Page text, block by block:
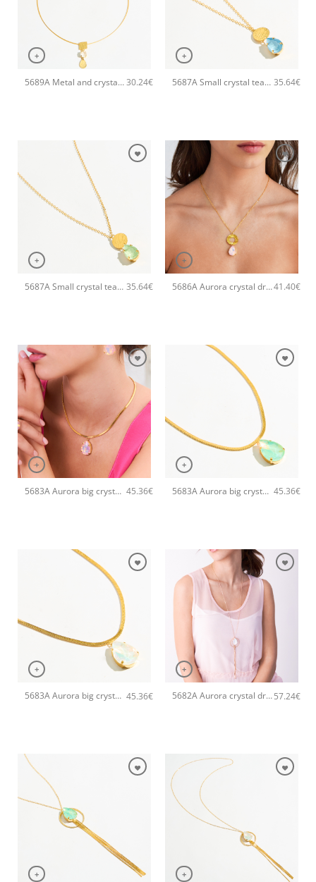
+
5689A Metal and crystal shine pendant χειροποίητο κολιέ Catherine bijoux Άσπρο30.24€
+
5687A Small crystal tear pendant χειροποίητο κολιέ Catherine bijoux Τυρκουάζ 35.64€
+
5687A Small crystal tear pendant χειροποίητο κολιέ Catherine bijoux Πράσινο 35.64€
+
5686A Aurora crystal drop pendant χειροποίητο κολιέ Catherine bijoux Σομόν41.40€
+
5683A Aurora big crystal drop pendant χειροποίητο κολιέ Catherine bijoux Σομόν 45.36€
+
5683A Aurora big crystal drop pendant χειροποίητο κολιέ Catherine bijoux Πράσινο 45.36€
+
5683A Aurora big crystal drop pendant χειροποίητο κολιέ Catherine bijoux Άσπρο 45.36€
+
5682A Aurora crystal drop long pendant χειροποίητα σκουλαρίκια Catherine bijoux Σομόν57.24€
+ +